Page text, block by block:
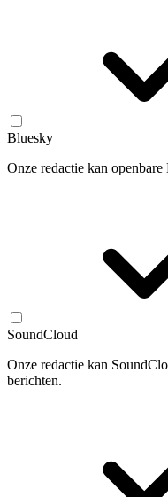
Bluesky
Onze redactie kan
SoundCloud
Onze redactie kan
berichten.